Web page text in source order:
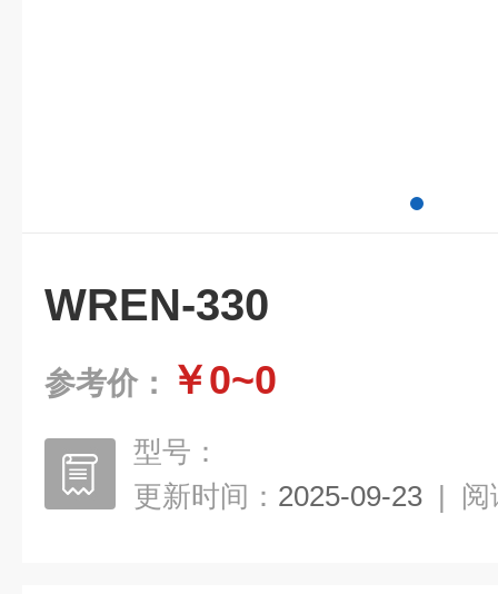
WREN-330
参考价： ￥0~0
型号：
更新时间： 2025-09-23 | 阅